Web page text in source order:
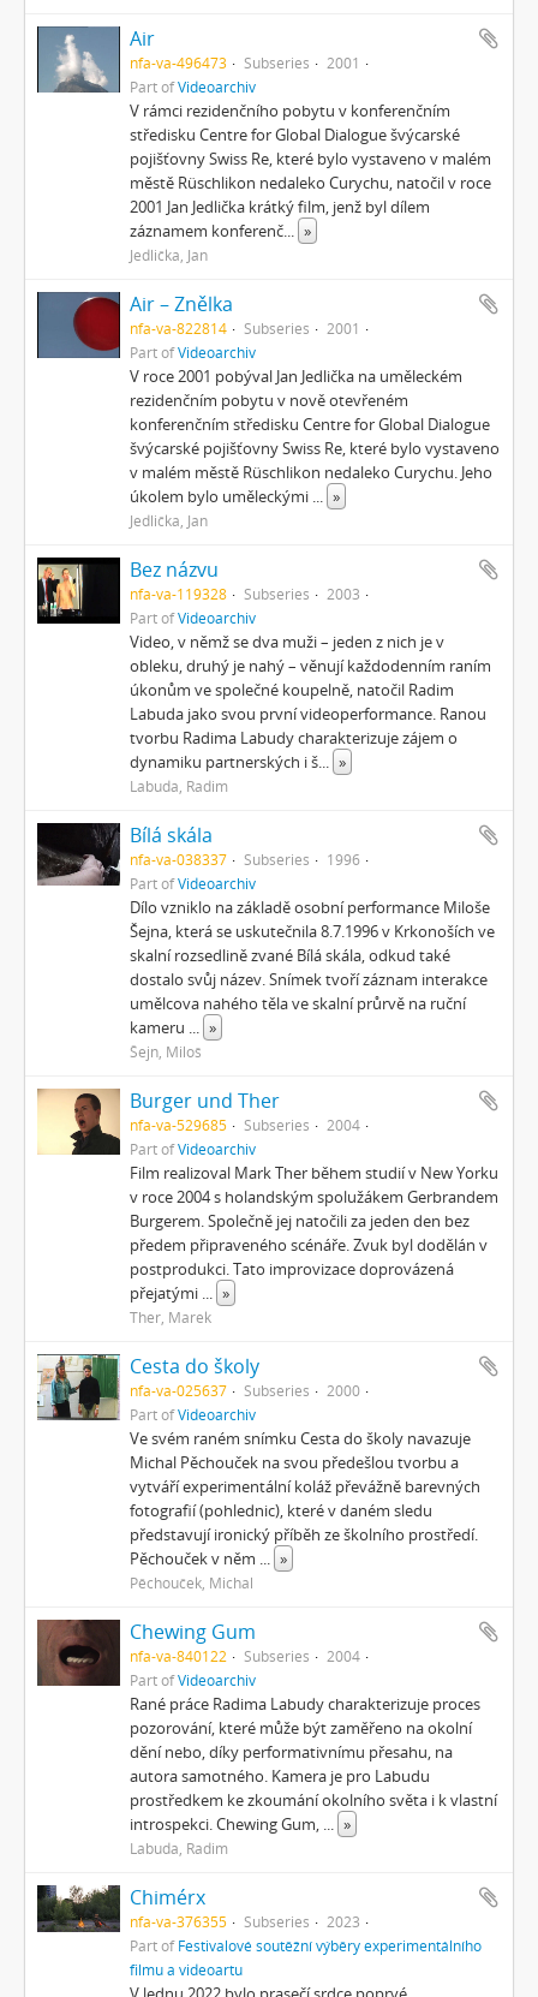
Air
nfa-va-496473 Subseries
2001
Part ofVideoarchiv
V rámci rezidenčního pobytu v konferenčním
středisku Centre for Global Dialogue švýcarské
pojišťovny Swiss Re, které bylo vystaveno v malém
městě Rüschlikon nedaleko Curychu, natočil v roce
2001 Jan Jedlička krátký film, jenž byl dílem
záznamem konferenč... »
Jedlička, Jan
Air – Znělka
nfa-va-822814 Subseries
2001
Part ofVideoarchiv
V roce 2001 pobýval Jan Jedlička na uměleckém
rezidenčním pobytu v nově otevřeném
konferenčním středisku Centre for Global Dialogue
švýcarské pojišťovny Swiss Re, které bylo vystaveno
v malém městě Rüschlikon nedaleko Curychu. Jeho
úkolem bylo uměleckými ... »
Jedlička, Jan
Bez názvu
nfa-va-119328 Subseries
2003
Part ofVideoarchiv
Video, v němž se dva muži – jeden z nich je v
obleku, druhý je nahý – věnují každodenním raním
úkonům ve společné koupelně, natočil Radim
Labuda jako svou první videoperformance. Ranou
tvorbu Radima Labudy charakterizuje zájem o
dynamiku partnerských i š... »
Labuda, Radim
Bílá skála
nfa-va-038337 Subseries
1996
Part ofVideoarchiv
Dílo vzniklo na základě osobní performance Miloše
Šejna, která se uskutečnila 8.7.1996 v Krkonoších ve
skalní rozsedlině zvané Bílá skála, odkud také
dostalo svůj název. Snímek tvoří záznam interakce
umělcova nahého těla ve skalní průrvě na ruční
kameru ... »
Šejn, Miloš
Burger und Ther
nfa-va-529685 Subseries
2004
Part ofVideoarchiv
Film realizoval Mark Ther během studií v New Yorku
v roce 2004 s holandským spolužákem Gerbrandem
Burgerem. Společně jej natočili za jeden den bez
předem připraveného scénáře. Zvuk byl dodělán v
postprodukci. Tato improvizace doprovázená
přejatými ... »
Ther, Marek
Cesta do školy
nfa-va-025637 Subseries
2000
Part ofVideoarchiv
Ve svém raném snímku Cesta do školy navazuje
Michal Pěchouček na svou předešlou tvorbu a
vytváří experimentální koláž převážně barevných
fotografií (pohlednic), které v daném sledu
představují ironický příběh ze školního prostředí.
Pěchouček v něm ... »
Pěchouček, Michal
Chewing Gum
nfa-va-840122 Subseries
2004
Part ofVideoarchiv
Rané práce Radima Labudy charakterizuje proces
pozorování, které může být zaměřeno na okolní
dění nebo, díky performativnímu přesahu, na
autora samotného. Kamera je pro Labudu
prostředkem ke zkoumání okolního světa i k vlastní
introspekci. Chewing Gum, ... »
Labuda, Radim
Chimérx
nfa-va-376355 Subseries
2023
Part ofFestivalové soutěžní výběry experimentálního
filmu a videoartu